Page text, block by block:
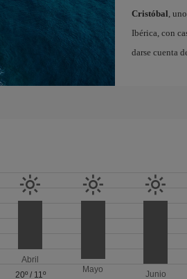
Cristóbal,
Ibérica, con
darse cuenta
Abril
20º/ 11º
Mayo
Junio